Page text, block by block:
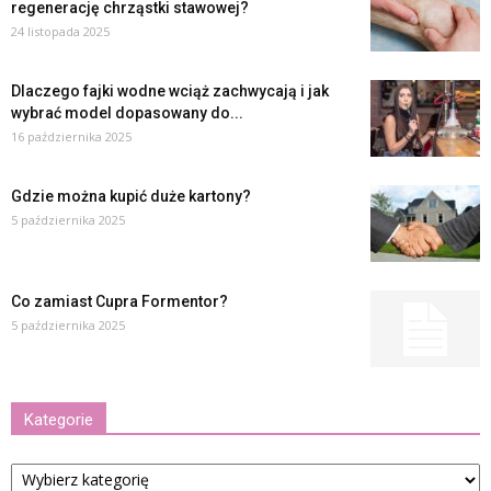
regenerację chrząstki stawowej?
24 listopada 2025
Dlaczego fajki wodne wciąż zachwycają i jak
wybrać model dopasowany do...
16 października 2025
Gdzie można kupić duże kartony?
5 października 2025
Co zamiast Cupra Formentor?
5 października 2025
Kategorie
Kategorie